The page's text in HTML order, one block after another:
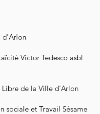
d'Arlon
Victor Tedesco asbl
Libre de la Ville d'Arlon
sociale et Travail Sésame